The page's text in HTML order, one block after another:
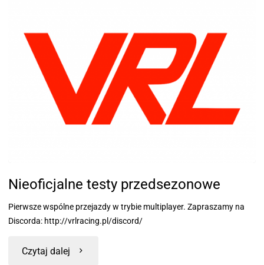
Nieoficjalne testy przedsezonowe
Pierwsze wspólne przejazdy w trybie multiplayer. Zapraszamy na
Discorda: http://vrlracing.pl/discord/
Czytaj dalej